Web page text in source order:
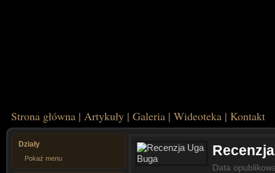
Strona główna | Artykuły | Galeria | Wideoteka | Kontakt
Działy
Pokaż menu
Data